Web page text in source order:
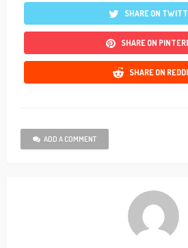
SHARE ON
SHARE ON
SHARE ON
ADD A COMMENT